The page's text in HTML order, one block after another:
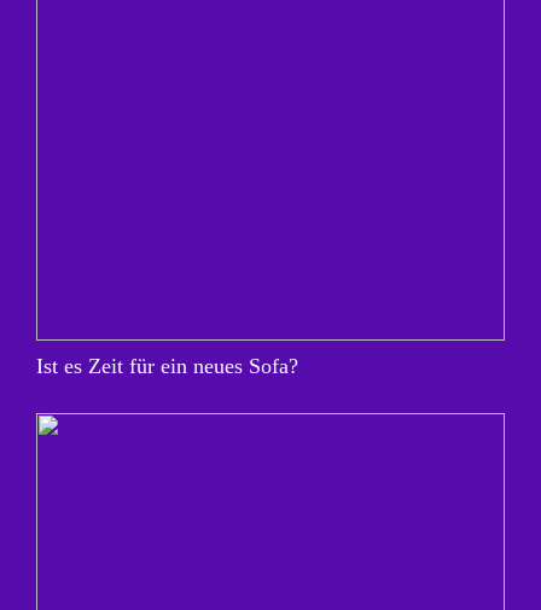
Ist es Zeit für ein neues Sofa?